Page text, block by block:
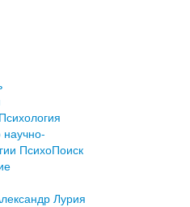
Психология
ПсихоПоиск
Лурия